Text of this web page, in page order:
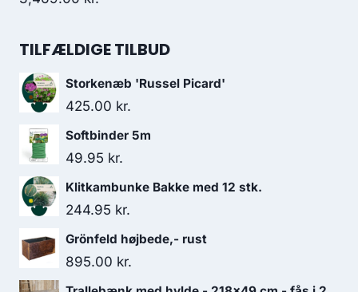
TILFÆLDIGE TILBUD
Storkenæb 'Russel Picard'
425.00 kr.
Softbinder 5m
49.95 kr.
Klitkambunke Bakke med 12 stk.
244.95 kr.
Grönfeld højbede,- rust
895.00 kr.